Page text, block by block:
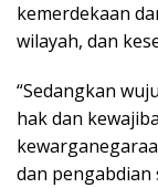
kemerdekaan
wilayah, dan
“Sedangkan
hak dan
dan